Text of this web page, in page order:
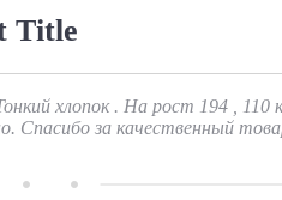
Title
хлопок . На рост 194 , 110
Спасибо за качественный